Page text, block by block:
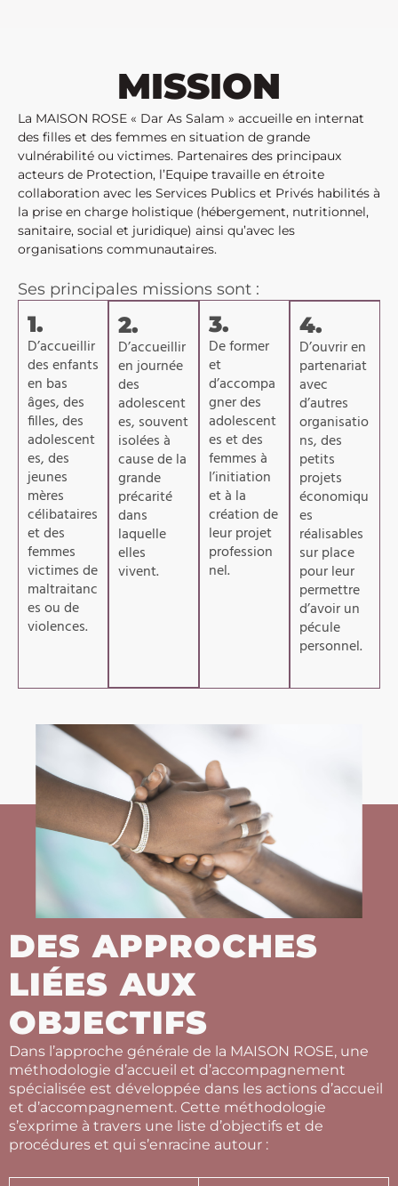
MISSION
La MAISON ROSE « Dar As Salam » accueille en internat
des filles et des femmes en situation de grande
vulnérabilité ou victimes. Partenaires des principaux
acteurs de Protection, l’Equipe travaille en étroite
collaboration avec les Services Publics et Privés habilités à
la prise en charge holistique (hébergement, nutritionnel,
sanitaire, social et juridique) ainsi qu’avec les
organisations communautaires.
Ses principales missions sont :
1.
D’accueillir
des enfants
en bas
âges, des
filles, des
adolescent
es, des
jeunes
mères
célibataires
et des
femmes
victimes de
maltraitanc
es ou de
violences.
2.
D’accueillir
en journée
des
adolescent
es, souvent
isolées à
cause de la
grande
précarité
dans
laquelle
elles
vivent.
3.
De former
et
d’accompa
gner des
adolescent
es et des
femmes à
l’initiation
et à la
création de
leur projet
profession
nel.
4.
D’ouvrir en
partenariat
avec
d’autres
organisatio
ns, des
petits
projets
économiqu
es
réalisables
sur place
pour leur
permettre
d’avoir un
pécule
personnel.
DES APPROCHES
LIÉES AUX
OBJECTIFS
Dans l’approche générale de la MAISON ROSE, une
méthodologie d’accueil et d’accompagnement
spécialisée est développée dans les actions d’accueil
et d’accompagnement. Cette méthodologie
s’exprime à travers une liste d’objectifs et de
procédures et qui s’enracine autour :